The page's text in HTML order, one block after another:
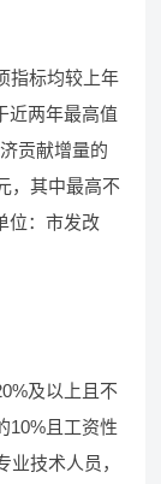
指标均较上年
近两年最高值
贡献增量的
，其中最高不
位：市发改
及以上且不
10%且工资性
技术人员，